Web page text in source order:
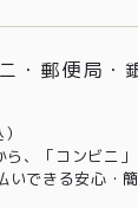
・郵便局・
ら、「コンビニ
いできる安心・